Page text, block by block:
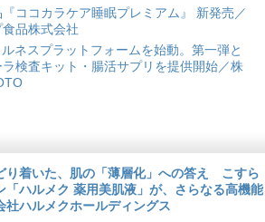
ココカラケア睡眠プレミアム』 新発売／
品株式会社
ネスプラットフォームを始動。第一弾と
ラ検査キット・腸活サプリを提供開始／株
り着いた、肌の「薄層化」への答え こすら
ハルメク 薬用美肌液」が、さらなる高機能
ハルメクホールディングス